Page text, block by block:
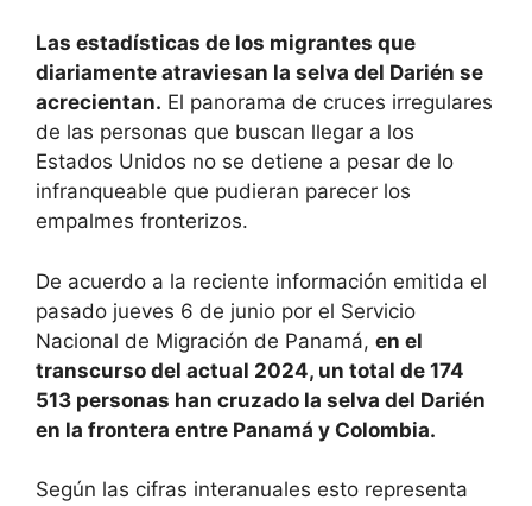
Las estadísticas de los migrantes que
diariamente atraviesan la selva del Darién se
acrecientan. El panorama de cruces irregulares
de las personas que buscan llegar a los
Estados Unidos no se detiene a pesar de lo
infranqueable que pudieran parecer los
empalmes fronterizos.
De acuerdo a la reciente información emitida el
pasado jueves 6 de junio por el Servicio
Nacional de Migración de Panamá, en el
transcurso del actual 2024, un total de 174
513 personas han cruzado la selva del Darién
en la frontera entre Panamá y Colombia.
Según las cifras interanuales esto representa